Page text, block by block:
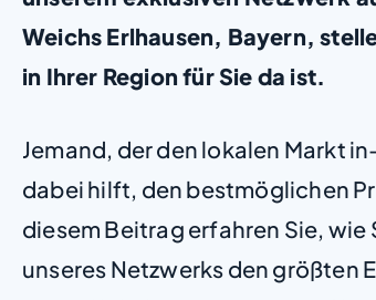
Weichs Erlhausen, Bayern,
in Ihrer Region für Sie da ist.
Jemand, der den lokalen Markt
dabei hilft, den bestmöglichen
diesem Beitrag erfahren Sie,
unseres Netzwerks den größten